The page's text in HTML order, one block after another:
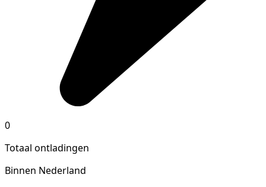
0
Totaal ontladingen
Binnen Nederland